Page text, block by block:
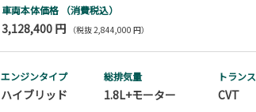
車両本体価格 （消費税込）
3,128,400 円 （税抜 2,844,000 円）
エンジンタイプ
ハイブリッド
総排気量
1.8L+モーター
トランス
CVT